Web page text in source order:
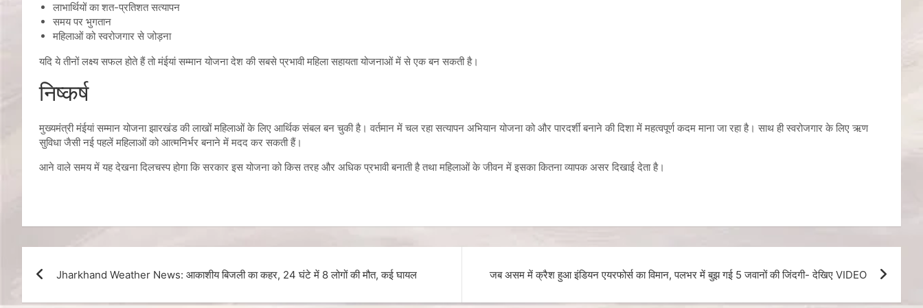
लाभार्थियों का शत-प्रतिशत सत्यापन
समय पर भुगतान
महिलाओं को स्वरोजगार से जोड़ना
यदि ये तीनों लक्ष्य सफल होते हैं तो मंईयां सम्मान योजना देश की सबसे प्रभावी महिला सहायता योजनाओं में से एक बन सकती है।
निष्कर्ष
मुख्यमंत्री मंईयां सम्मान योजना झारखंड की लाखों महिलाओं के लिए आर्थिक संबल बन चुकी है। वर्तमान में चल रहा सत्यापन अभियान योजना को और पारदर्शी बनाने की दिशा में महत्वपूर्ण कदम माना जा रहा है। साथ ही स्वरोजगार के लिए ऋण
सुविधा जैसी नई पहलें महिलाओं को आत्मनिर्भर बनाने में मदद कर सकती हैं।
आने वाले समय में यह देखना दिलचस्प होगा कि सरकार इस योजना को किस तरह और अधिक प्रभावी बनाती है तथा महिलाओं के जीवन में इसका कितना व्यापक असर दिखाई देता है।
Jharkhand Weather News: आकाशीय बिजली का कहर, 24 घंटे में 8 लोगों की मौत, कई घायल जब असम में क्रैश हुआ इंडियन एयरफोर्स का विमान, पलभर में बुझ गई 5 जवानों की जिंदगी- देखिए VIDEO